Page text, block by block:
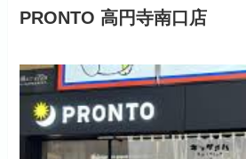
PRONTO 高円寺南口店